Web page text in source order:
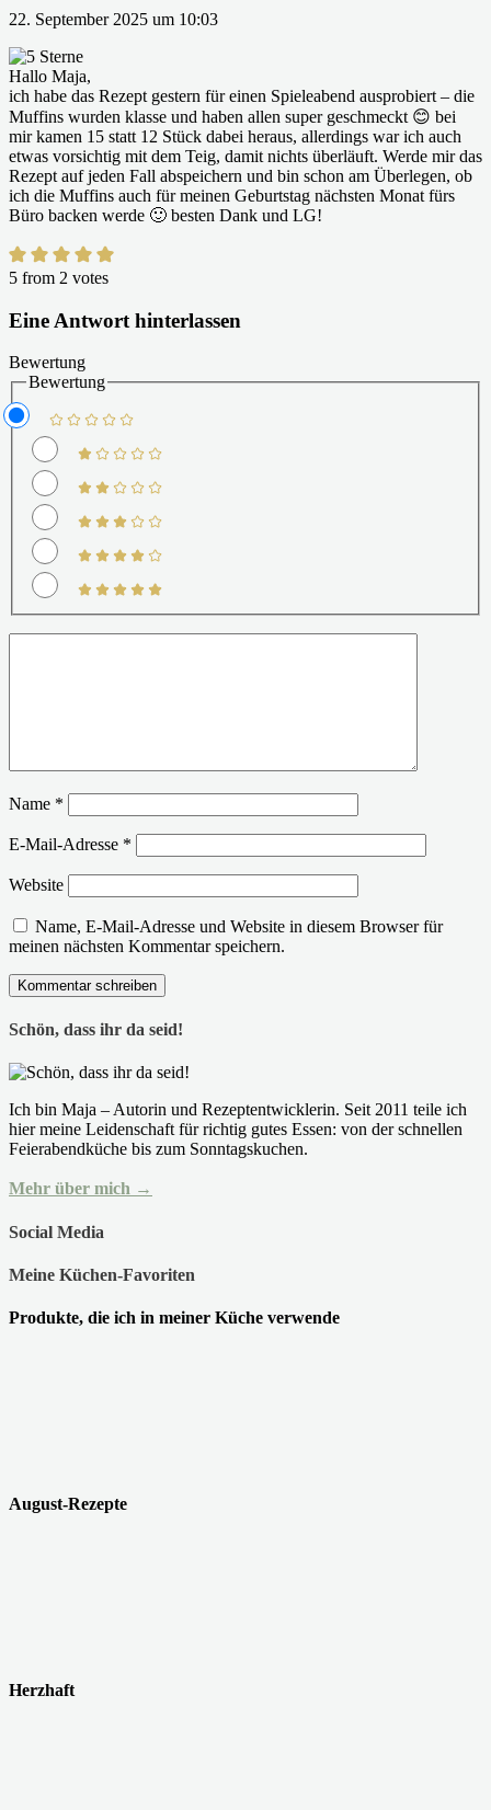
22. September 2025 um 10:03
Hallo Maja,
ich habe das Rezept gestern für einen Spieleabend ausprobiert – die
Muffins wurden klasse und haben allen super geschmeckt 😊 bei
mir kamen 15 statt 12 Stück dabei heraus, allerdings war ich auch
etwas vorsichtig mit dem Teig, damit nichts überläuft. Werde mir das
Rezept auf jeden Fall abspeichern und bin schon am Überlegen, ob
ich die Muffins auch für meinen Geburtstag nächsten Monat fürs
Büro backen werde 🙂 besten Dank und LG!
5 from 2 votes
Eine Antwort hinterlassen
Bewertung
Bewertung
Name *
E-Mail-Adresse *
Website
Name, E-Mail-Adresse und Website in diesem Browser für
meinen nächsten Kommentar speichern.
Schön, dass ihr da seid!
Ich bin Maja – Autorin und Rezeptentwicklerin. Seit 2011 teile ich
hier meine Leidenschaft für richtig gutes Essen: von der schnellen
Feierabendküche bis zum Sonntagskuchen.
Mehr über mich →
Social Media
Meine Küchen-Favoriten
Produkte, die ich in meiner Küche verwende
August-Rezepte
Herzhaft